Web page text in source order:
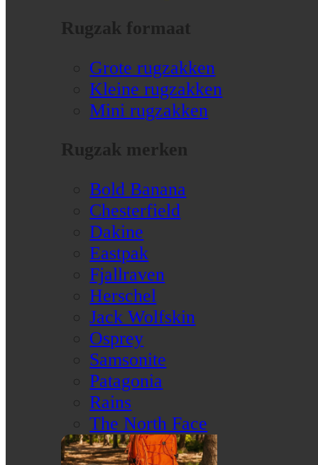
Rugzak formaat
Grote rugzakken
Kleine rugzakken
Mini rugzakken
Rugzak merken
Bold Banana
Chesterfield
Dakine
Eastpak
Fjallraven
Herschel
Jack Wolfskin
Osprey
Samsonite
Patagonia
Rains
The North Face